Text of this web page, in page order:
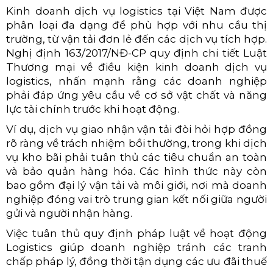
Kinh doanh dịch vụ logistics tại Việt Nam được
phân loại đa dạng để phù hợp với nhu cầu thị
trường, từ vận tải đơn lẻ đến các dịch vụ tích hợp.
Nghị định 163/2017/NĐ-CP quy định chi tiết Luật
Thương mại về điều kiện kinh doanh dịch vụ
logistics, nhấn mạnh rằng các doanh nghiệp
phải đáp ứng yêu cầu về cơ sở vật chất và năng
lực tài chính trước khi hoạt động.
Ví dụ, dịch vụ giao nhận vận tải đòi hỏi hợp đồng
rõ ràng về trách nhiệm bồi thường, trong khi dịch
vụ kho bãi phải tuân thủ các tiêu chuẩn an toàn
và bảo quản hàng hóa. Các hình thức này còn
bao gồm đại lý vận tải và môi giới, nơi mà doanh
nghiệp đóng vai trò trung gian kết nối giữa người
gửi và người nhận hàng.
Việc tuân thủ quy định pháp luật về hoạt động
Logistics giúp doanh nghiệp tránh các tranh
chấp pháp lý, đồng thời tận dụng các ưu đãi thuế